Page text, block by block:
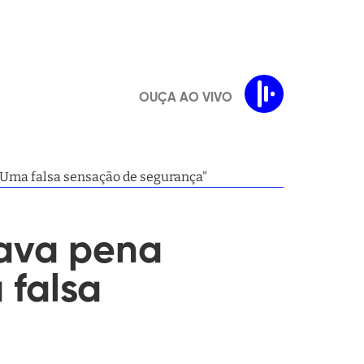
OUÇA AO VIVO
falsa sensação de segurança"
pena
falsa